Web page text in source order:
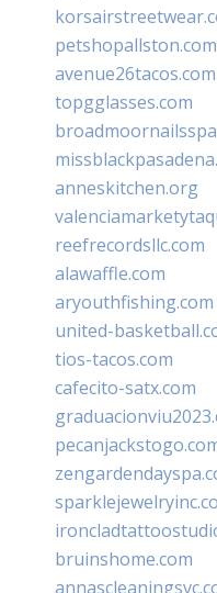
petshopallston.com
avenue26tacos.com
topgglasses.com
anneskitchen.org
reefrecordsllc.com
alawaffle.com
aryouthfishing.com
united-
tios-tacos.com
cafecito-satx.com
bruinshome.com